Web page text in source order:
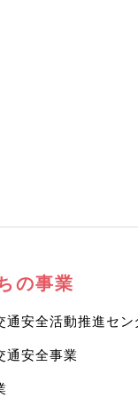
の事業
通安全活動推進セン
通安全事業